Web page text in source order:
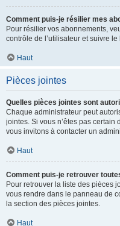
Comment puis-je résilier mes
Pour résilier vos abonnements,
contrôle de l’utilisateur et suivre
Haut
Pièces jointes
Quelles pièces jointes sont
Chaque administrateur peut
jointes. Si vous n’êtes pas
vous invitons à contacter un
Haut
Comment puis-je retrouver
Pour retrouver la liste des pièces
vous rendre dans le panneau de
la section des pièces jointes.
Haut